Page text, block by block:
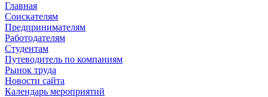
Главная
Соискателям
Предпринимателям
Работодателям
Студентам
Путеводитель по компаниям
Рынок труда
Новости сайта
Календарь мероприятий